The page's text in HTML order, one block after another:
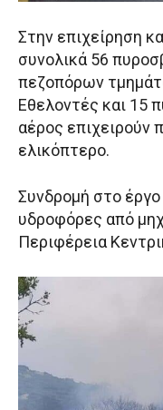
Στην επιχείρηση
συνολικά 56
πεζοπόρων
Εθελοντές και 15
αέρος επιχειρούν
ελικόπτερο.
Συνδρομή στο
υδροφόρες από
Περιφέρεια